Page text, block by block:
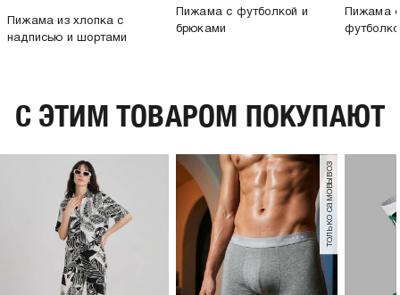
Пижама из хлопка с
надписью и шортами
Пижама с футболкой и
брюками
Пижама
C ЭТИМ ТОВАРОМ ПОКУПАЮТ
только самовывоз